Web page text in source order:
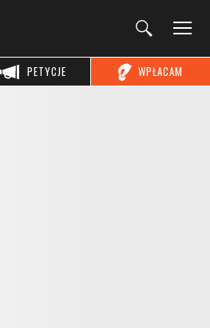
WPŁACAM
PETYCJE